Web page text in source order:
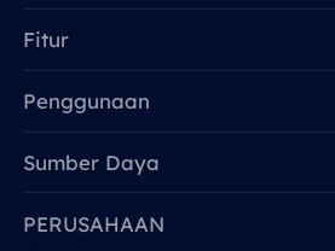
Fitur
Penggunaan
Sumber Daya
PERUSAHAAN